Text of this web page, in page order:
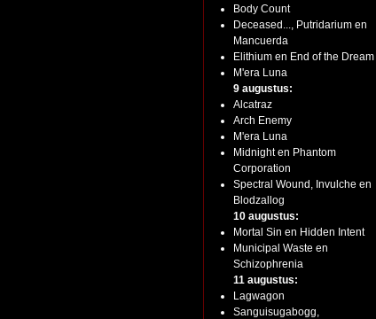
Body Count
Deceased..., Putridarium en
Mancuerda
Elithium en End of the Dream
M'era Luna
9 augustus:
Alcatraz
Arch Enemy
M'era Luna
Midnight en Phantom
Corporation
Spectral Wound, Invulche en
Blodzallog
10 augustus:
Mortal Sin en Hidden Intent
Municipal Waste en
Schizophrenia
11 augustus:
Lagwagon
Sanguisugabogg,